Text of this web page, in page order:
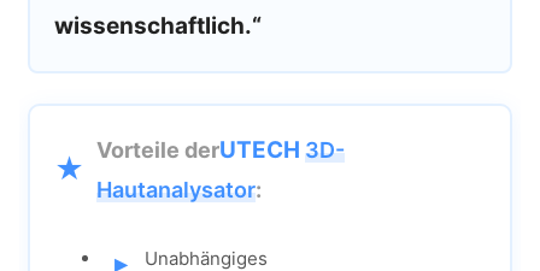
wissenschaftlich.“
Vorteile derUTECH 3D-
Hautanalysator:
Unabhängiges